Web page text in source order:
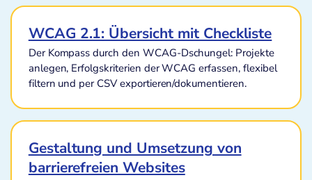
WCAG 2.1: Übersicht mit Checkliste
Der Kompass durch den WCAG-Dschungel: Projekte
anlegen, Erfolgskriterien der WCAG erfassen, flexibel
filtern und per CSV exportieren/dokumentieren.
Gestaltung und Umsetzung von
barrierefreien Websites